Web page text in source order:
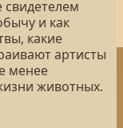
и как
какие
артисты
менее
животных.